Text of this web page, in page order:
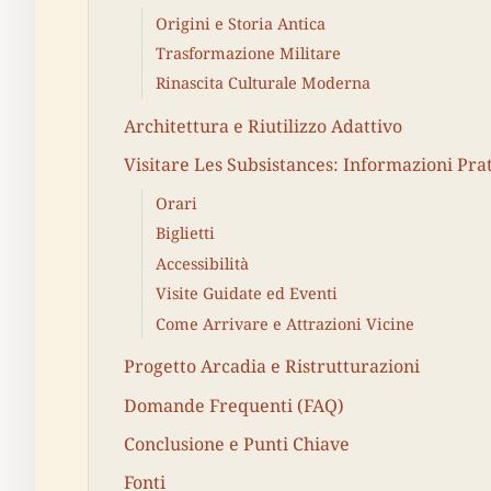
Origini e Storia Antica
Trasformazione Militare
Rinascita Culturale Moderna
Architettura e Riutilizzo Adattivo
Visitare Les Subsistances: Informazioni
Orari
Biglietti
Accessibilità
Visite Guidate ed Eventi
Come Arrivare e Attrazioni Vicine
Progetto Arcadia e Ristrutturazioni
Domande Frequenti (FAQ)
Conclusione e Punti Chiave
Fonti